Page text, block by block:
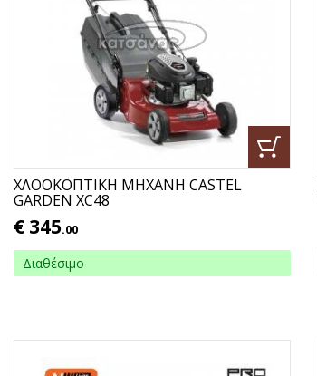
ΧΛΟΟΚΟΠΤΙΚΗ ΜΗΧΑΝΗ CASTEL
GARDEN XC48
€ 345.00
Διαθέσιμο